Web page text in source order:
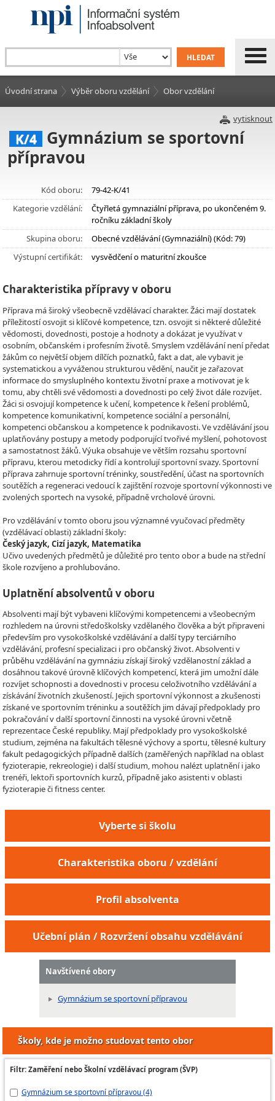
Úvodní strana Výběr oboru vzdělání Obor vzdělání
vytisknout
K/4
Gymnázium se sportovní
přípravou
Kód oboru:
79-42-K/41
Kategorie vzdělání:
Čtyřletá gymnaziální příprava, po ukončeném 9.
ročníku základní školy
Skupina oboru:
Obecné vzdělávání (Gymnaziální) (Kód: 79)
Výstupní certifikát:
vysvědčení o maturitní zkoušce
Charakteristika přípravy v oboru
Příprava má široký všeobecně vzdělávací charakter. Žáci mají dostatek
příležitostí osvojit si klíčové kompetence, tzn. osvojit si některé důležité
vědomosti, dovednosti, postoje a hodnoty a dokázat je využívat v
osobním, občanském i profesním životě. Smyslem vzdělávání není předat
žákům co největší objem dílčích poznatků, fakt a dat, ale vybavit je
systematickou a vyváženou strukturou vědění, naučit je zařazovat
informace do smysluplného kontextu životní praxe a motivovat je k
tomu, aby chtěli své vědomosti a dovednosti po celý život dále rozvíjet.
Žáci si osvojují kompetence k učení, kompetence k řešení problémů,
kompetence komunikativní, kompetence sociální a personální,
kompetenci občanskou a kompetence k podnikavosti. Ve vzdělávání jsou
uplatňovány postupy a metody podporující tvořivé myšlení, pohotovost
a samostatnost žáků. Výuka obsahuje ve větším rozsahu sportovní
přípravu, kterou metodicky řídí a kontrolují sportovní svazy. Sportovní
příprava zahrnuje sportovní tréninky, soustředění, účast na sportovních
soutěžích a regeneraci vedoucí k zajištění rozvoje sportovní výkonnosti ve
zvolených sportech na vysoké, případně vrcholové úrovni.
Pro vzdělávání v tomto oboru jsou významné vyučovací předměty
(vzdělávací oblasti) základní školy:
Český jazyk, Cizí jazyk, Matematika
Učivo uvedených předmětů je důležité pro tento obor a bude na střední
škole rozvíjeno a prohlubováno.
Uplatnění absolventů v oboru
Absolventi mají být vybaveni klíčovými kompetencemi a všeobecným
rozhledem na úrovni středoškolsky vzdělaného člověka a být připraveni
především pro vysokoškolské vzdělávání a další typy terciárního
vzdělávání, profesní specializaci i pro občanský život. Absolventi v
průběhu vzdělávání na gymnáziu získají široký vzdělanostní základ a
dosáhnou takové úrovně klíčových kompetencí, která jim umožní dále
rozvíjet schopnosti a dovednosti v procesu celoživotního vzdělávání a
získávání životních zkušeností. Jejich sportovní výkonnost a zkušenosti
získané ve sportovním tréninku a soutěžích jim dávají předpoklady pro
pokračování v další sportovní činnosti na vysoké úrovni včetně
reprezentace České republiky. Mají předpoklady pro vysokoškolské
studium, zejména na fakultách tělesné výchovy a sportu, tělesné kultury
fakult pedagogických případně dalších (zaměřených například na oblast
fyzioterapie, rekreologie) i další studium, mohou nalézt uplatnění i jako
trenéři, lektoři sportovních kurzů, případně jako asistenti v oblasti
fyzioterapie či fitness center.
Vyberte si školu
Charakteristika oboru / vzdělání
Profil absolventa
Učební plán / Rozvržení obsahu vzdělávání
Navštívené obory
Gymnázium se sportovní přípravou
Školy, kde je možno studovat tento obor
Filtr: Zaměření nebo Školní vzdělávací program (ŠVP)
Gymnázium se sportovní přípravou (4)